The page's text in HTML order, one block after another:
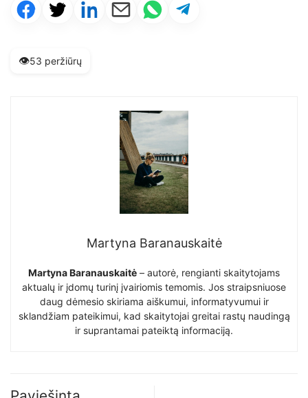
👁️53 peržiūrų
Martyna Baranauskaitė
Martyna Baranauskaitė – autorė, rengianti skaitytojams
aktualų ir įdomų turinį įvairiomis temomis. Jos straipsniuose
daug dėmesio skiriama aiškumui, informatyvumui ir
sklandžiam pateikimui, kad skaitytojai greitai rastų naudingą
ir suprantamai pateiktą informaciją.